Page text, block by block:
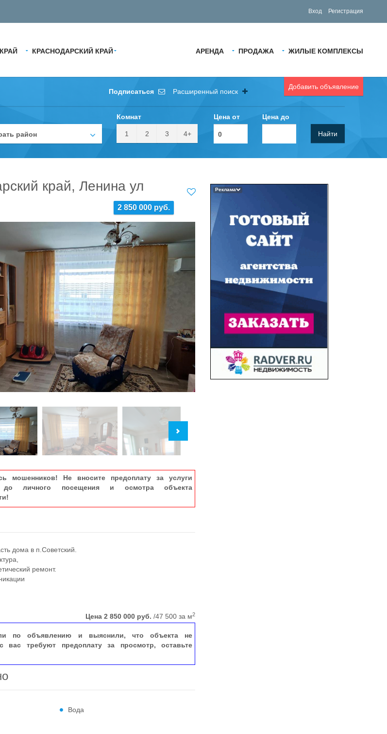
Вход Регистрация
АРЕНДА ПРОДАЖА ЖИЛЫЕ КОМПЛЕКСЫ
КРАСНОДАРСКИЙ КРАЙ
Добавить объявление
Подписаться Расширенный поиск
район
Комнат
1 2 3 4+
Цена от Цена до
Найти
край, Ленина ул
2 850 000 руб.
мошенников! Не вносите предоплату за услуги
до личного посещения и осмотра объекта
дома в п.Советский.
ремонт.
Цена2 850 000 руб. /47 500 за м2
по объявлению и выяснили, что объекта не
вас требуют предоплату за просмотр, оставьте
Вода
Реклама